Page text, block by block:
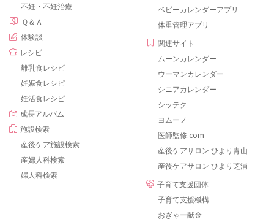
不妊・不妊治療
Ｑ＆Ａ
体験談
レシピ
離乳食レシピ
妊娠食レシピ
妊活食レシピ
成長アルバム
施設検索
産後ケア施設検索
産婦人科検索
婦人科検索
ベビーカレンダーアプリ
体重管理アプリ
関連サイト
ムーンカレンダー
ウーマンカレンダー
シニアカレンダー
シッテク
ヨムーノ
医師監修.com
産後ケアサロン ひより青山
産後ケアサロン ひより芝浦
子育て支援団体
子育て支援機構
おぎゃー献金